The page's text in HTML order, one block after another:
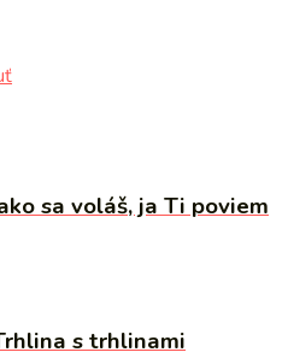
sa voláš, ja Ti poviem
s trhlinami